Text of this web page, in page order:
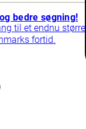
bedre søgning!
til et endnu større
fortid.